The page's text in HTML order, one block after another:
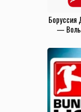
Боруссия
—